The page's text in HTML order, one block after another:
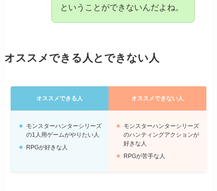
ということができないんだよね。
オススメできる人とできない人
オススメできる人 オススメできない人
モンスターハンターシリーズ
の1人用ゲームがやりたい人
RPGが好きな人
モンスターハンターシリーズ
のハンティングアクションが
好きな人
RPGが苦手な人